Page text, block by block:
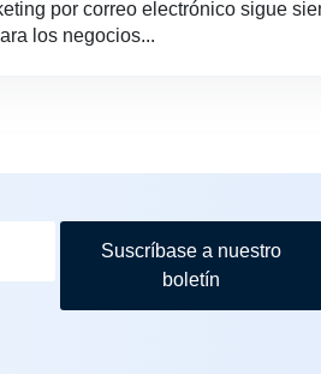
por correo electrónico sigue
los negocios...
Suscríbase a nuestro
boletín